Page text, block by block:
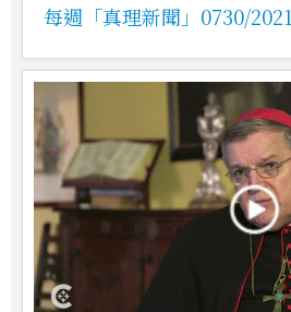
每週「真理新聞」0730/2021